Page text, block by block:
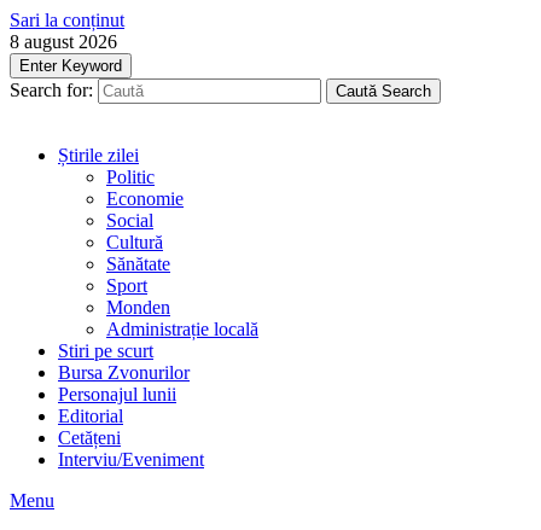
Sari la conținut
8 august 2026
Enter Keyword
Search for: Caută Search
Știrile zilei
Politic
Economie
Social
Cultură
Sănătate
Sport
Monden
Administrație locală
Stiri pe scurt
Bursa Zvonurilor
Personajul lunii
Editorial
Cetățeni
Interviu/Eveniment
Menu